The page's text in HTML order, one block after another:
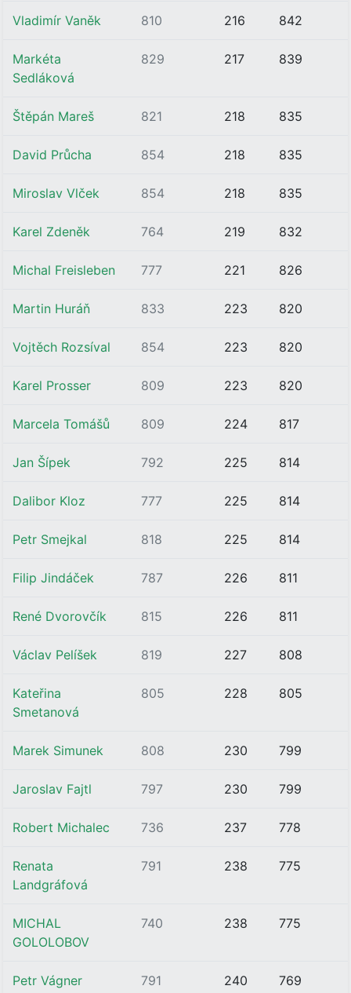
Vladimír Vaněk 810 216 842
Markéta
Sedláková
829 217 839
Štěpán Mareš 821 218 835
David Průcha 854 218 835
Miroslav Vlček 854 218 835
Karel Zdeněk 764 219 832
Michal Freisleben 777 221 826
Martin Huráň 833 223 820
Vojtěch Rozsíval 854 223 820
Karel Prosser 809 223 820
Marcela Tomášů 809 224 817
Jan Šípek 792 225 814
Dalibor Kloz 777 225 814
Petr Smejkal 818 225 814
Filip Jindáček 787 226 811
René Dvorovčík 815 226 811
Václav Pelíšek 819 227 808
Kateřina
Smetanová
805 228 805
Marek Simunek 808 230 799
Jaroslav Fajtl 797 230 799
Robert Michalec 736 237 778
Renata
Landgráfová
791 238 775
MICHAL
GOLOLOBOV
740 238 775
Petr Vágner 791 240 769